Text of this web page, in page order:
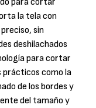
la tela con
sin
deshilachados
para cortar
prácticos como la
de los bordes y
del tamaño y